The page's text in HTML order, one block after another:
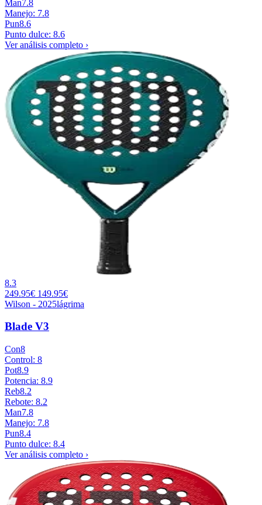
Man7.8
Manejo: 7.8
Pun8.6
Punto dulce: 8.6
Ver análisis completo ›
8.3
249.95€ 149.95€
Wilson - 2025lágrima
Blade V3
Con8
Control: 8
Pot8.9
Potencia: 8.9
Reb8.2
Rebote: 8.2
Man7.8
Manejo: 7.8
Pun8.4
Punto dulce: 8.4
Ver análisis completo ›